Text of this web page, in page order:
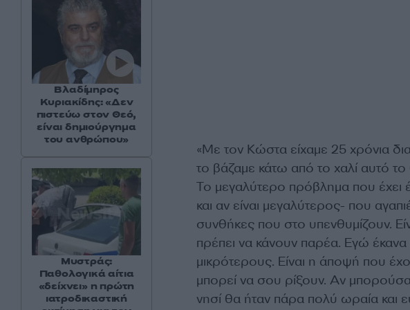
«Με τον Κώστα είχαμε 25 χρόνια
το βάζαμε κάτω από το χαλί αυτό
Το μεγαλύτερο πρόβλημα που έχει
και αν είναι μεγαλύτερος- που
συνθήκες που στο υπενθυμίζουν.
πρέπει να κάνουν παρέα. Εγώ
μικρότερους. Είναι η άποψή που
μπορεί να σου ρίξουν. Αν
νησί θα ήταν πάρα πολύ ωραία και
Βλαδίμηρος
Κυριακίδης: «Δεν
πιστεύω στον Θεό,
είναι δημιούργημα
του ανθρώπου»
Μυστράς:
Παθολογικά αίτια
«δείχνει» η πρώτη
ιατροδικαστική